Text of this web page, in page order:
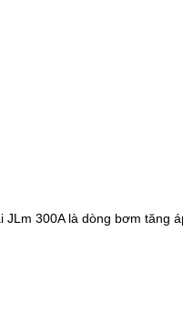
300A là dòng bơm tăng